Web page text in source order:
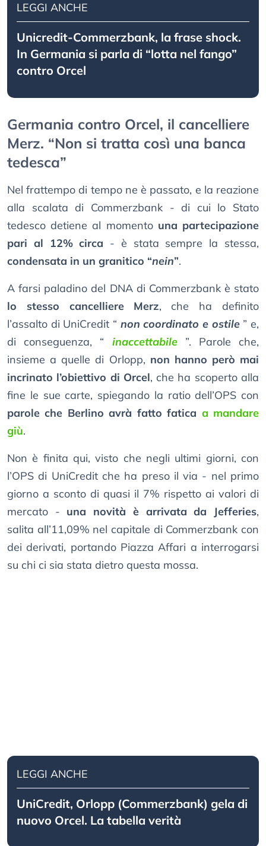
LEGGI ANCHE
Unicredit-Commerzbank, la frase shock.
In Germania si parla di “lotta nel fango”
contro Orcel
Germania contro Orcel, il cancelliere
Merz. “Non si tratta così una banca
tedesca”
Nel frattempo di tempo ne è passato, e la reazione
alla scalata di Commerzbank - di cui lo Stato
tedesco detiene al momento una partecipazione
pari al 12% circa - è stata sempre la stessa,
condensata in un granitico “nein”.
A farsi paladino del DNA di Commerzbank è stato
lo stesso cancelliere Merz, che ha definito
l’assalto di UniCredit “ non coordinato e ostile ” e,
di conseguenza, “
inaccettabile
”. Parole che,
insieme a quelle di Orlopp, non hanno però mai
incrinato l’obiettivo di Orcel, che ha scoperto alla
fine le sue carte, spiegando la ratio dell’OPS con
parole che Berlino avrà fatto fatica a mandare
giù.
Non è finita qui, visto che negli ultimi giorni, con
l’OPS di UniCredit che ha preso il via - nel primo
giorno a sconto di quasi il 7% rispetto ai valori di
mercato - una novità è arrivata da Jefferies,
salita all’11,09% nel capitale di Commerzbank con
dei derivati, portando Piazza Affari a interrogarsi
su chi ci sia stata dietro questa mossa.
LEGGI ANCHE
UniCredit, Orlopp (Commerzbank) gela di
nuovo Orcel. La tabella verità